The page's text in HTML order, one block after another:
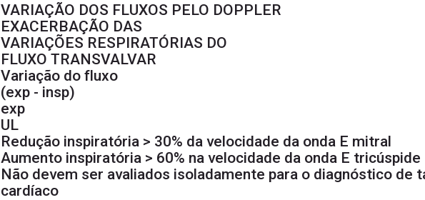
VARIAÇÃO DOS FLUXOS PELO DOPPLER
EXACERBAÇÃO DAS
VARIAÇÕES RESPIRATÓRIAS DO
FLUXO TRANSVALVAR
Variação do fluxo
(exp - insp)
exp
UL
Redução inspiratória > 30% da velocidade da onda E mitral
Aumento inspiratória > 60% na velocidade da onda E tricúspide
Não devem ser avaliados isoladamente para o diagnóstico de
cardíaco